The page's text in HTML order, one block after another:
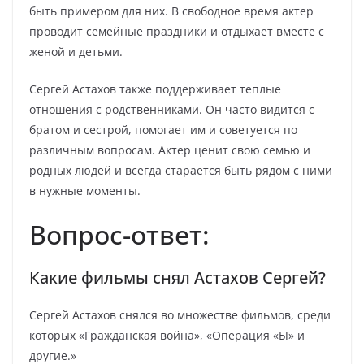
быть примером для них. В свободное время актер
проводит семейные праздники и отдыхает вместе с
женой и детьми.
Сергей Астахов также поддерживает теплые
отношения с родственниками. Он часто видится с
братом и сестрой, помогает им и советуется по
различным вопросам. Актер ценит свою семью и
родных людей и всегда старается быть рядом с ними
в нужные моменты.
Вопрос-ответ:
Какие фильмы снял Астахов Сергей?
Сергей Астахов снялся во множестве фильмов, среди
которых «Гражданская война», «Операция «Ы» и
другие.»